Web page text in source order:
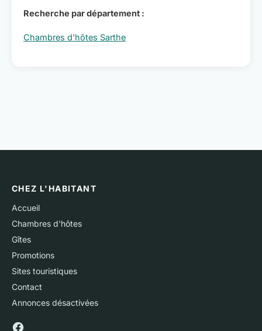
Recherche par département :
Chambres d'hôtes Sarthe
CHEZ L'HABITANT
Accueil
Chambres d'hôtes
Gîtes
Promotions
Sites touristiques
Contact
Annonces désactivées